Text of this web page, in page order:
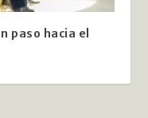
paso hacia el